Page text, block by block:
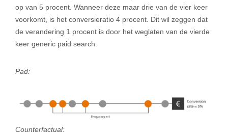
op van 5 procent. Wanneer deze maar drie van de vier keer
voorkomt, is het conversieratio 4 procent. Dit wil zeggen dat
de verandering 1 procent is door het weglaten van de vierde
keer generic paid search.
Pad:
Counterfactual: